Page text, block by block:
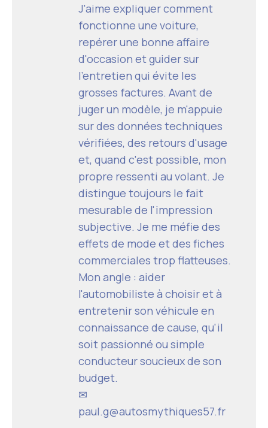
J'aime expliquer comment
fonctionne une voiture,
repérer une bonne affaire
d'occasion et guider sur
l'entretien qui évite les
grosses factures. Avant de
juger un modèle, je m'appuie
sur des données techniques
vérifiées, des retours d'usage
et, quand c'est possible, mon
propre ressenti au volant. Je
distingue toujours le fait
mesurable de l'impression
subjective. Je me méfie des
effets de mode et des fiches
commerciales trop flatteuses.
Mon angle : aider
l'automobiliste à choisir et à
entretenir son véhicule en
connaissance de cause, qu'il
soit passionné ou simple
conducteur soucieux de son
budget.
✉
paul.g@autosmythiques57.fr